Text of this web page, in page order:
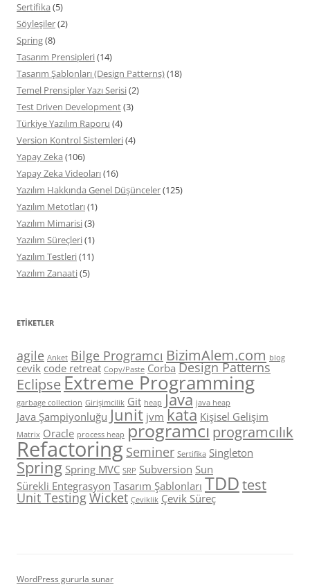
Sertifika (5)
Söyleşiler(2)
Spring(8)
Tasarım Prensipleri(14)
Tasarım Şablonları (Design Patterns)(18)
Temel Prensipler Yazı Serisi(2)
Test Driven Development(3)
Türkiye Yazılım Raporu (4)
Version Kontrol Sistemleri(4)
Yapay Zeka (106)
Yapay Zeka Videoları(16)
Yazılım Hakkında Genel Düşünceler(125)
Yazılım Metotları(1)
Yazılım Mimarisi(3)
Yazılım Süreçleri(1)
Yazılım Testleri(11)
Yazılım Zanaati(5)
ETIKETLER
agile Anket Bilge Programcı BizimAlem.com blog
cevik code retreat Copy/Paste Corba Design Patterns
Eclipse Extreme Programming
garbage collection Girişimcilik Git heap Java java heap
Java Şampiyonluğu Junit jvm kata Kişisel Gelişim
Matrix Oracle process heap programcı programcılık
Refactoring Seminer Sertifika Singleton
Spring Spring MVC SRP Subversion Sun
Sürekli Entegrasyon Tasarım Şablonları TDDtest
Unit TestingWicket Çeviklik Çevik Süreç
WordPress gururla sunar